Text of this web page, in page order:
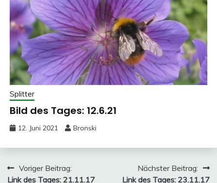
Splitter
Bild des Tages: 12.6.21
12. Juni 2021 Bronski
Beitragsnavigation
Voriger Beitrag:
Link des Tages: 21.11.17
Nächster Beitrag:
Link des Tages: 23.11.17